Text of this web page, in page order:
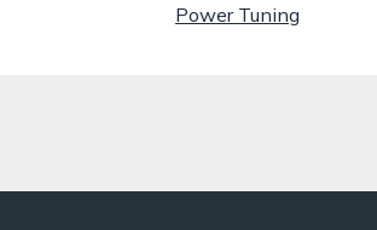
Power Tuning